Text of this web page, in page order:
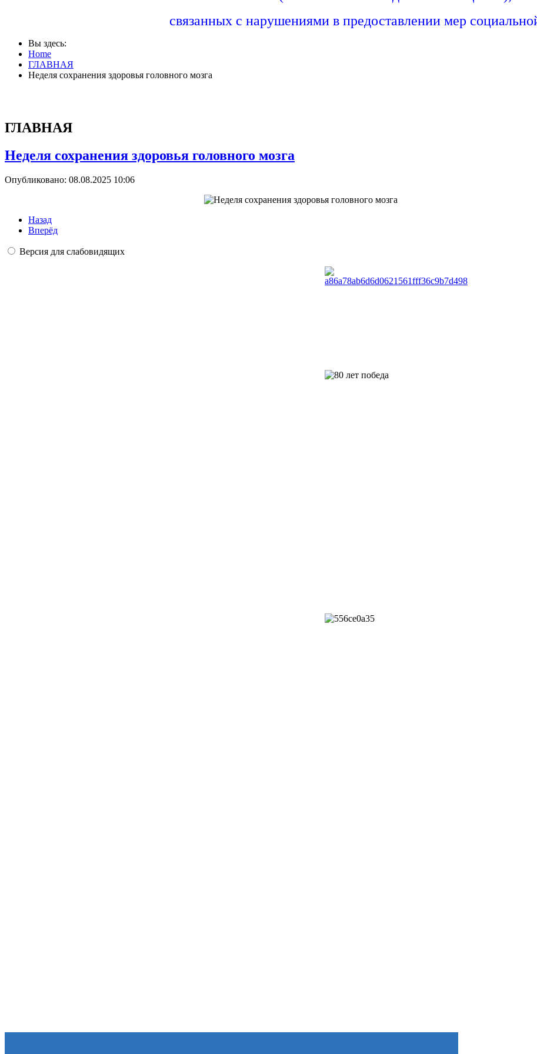
связанных с нарушениями в предоставлении мер
Вы здесь:
Home
ГЛАВНАЯ
Неделя сохранения здоровья головного мозга
ГЛАВНАЯ
Неделя сохранения здоровья головного мозга
Опубликовано: 08.08.2025 10:06
Назад
Вперёд
Версия для слабовидящих